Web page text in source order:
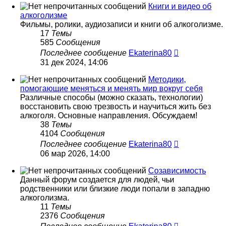
сообщению
Книги и видео об
алкоголизме
Фильмы, ролики, аудиозаписи и книги об алкоголизме.
17 Темы
585 Сообщения
Последнее сообщение Ekaterina80
сообщению
31 дек 2024, 14:06
Методики,
помогающие меняться и менять мир вокруг себя
Различные способы (можно сказать, технологии)
восстановить свою трезвость и научиться жить без
алкоголя. Основные направления. Обсуждаем!
38 Темы
4104 Сообщения
Последнее сообщение Ekaterina80
сообщению
06 мар 2026, 14:00
Созависимость
Данный форум создается для людей, чьи
родственники или близкие люди попали в западню
алкоголизма.
11 Темы
2376 Сообщения